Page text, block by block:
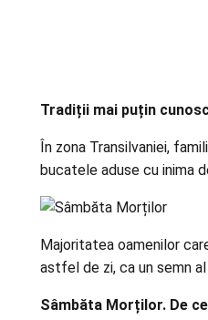
Tradiții mai puțin
În zona Transilvaniei,
bucatele aduse cu inima
Majoritatea oamenilor
astfel de zi, ca un semn
Sâmbăta Morților. De